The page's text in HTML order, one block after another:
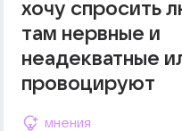
хочу спросить
там нервные и
неадекватные
провоцируют
мнения